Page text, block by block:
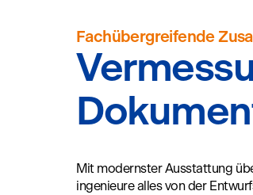
Fachübergreifende
Mit modernster Ausstattung
ingenieure alles von der